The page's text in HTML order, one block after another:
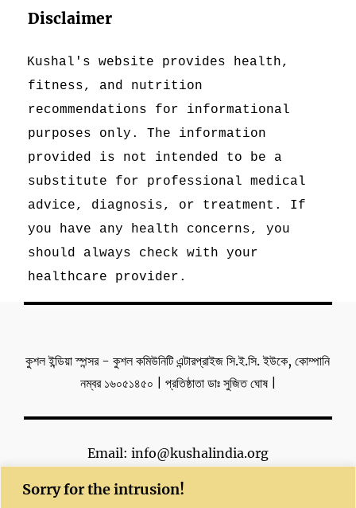
Sorry for the intrusion!
Disclaimer
Kushal's website provides health,
fitness, and nutrition
recommendations for informational
purposes only. The information
provided is not intended to be a
substitute for professional medical
advice, diagnosis, or treatment. If
you have any health concerns, you
should always check with your
healthcare provider.
কুশল ইন্ডিয়া স্পন্সর - কুশল কমিউনিটি এন্টারপ্রাইজ সি.ই.সি. ইউকে, কোম্পানি
নম্বর ১৬০৫১৪৫০ | প্রতিষ্ঠাতা ডাঃ সুজিত ঘোষ |
Email: info@kushalindia.org